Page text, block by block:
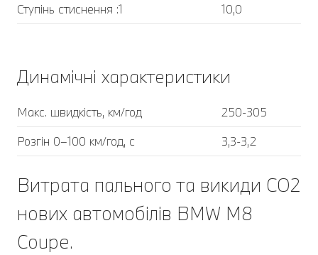
Ступінь стиснення :1
10,0
Динамічні характеристики
Макс. швидкість, км/год
250-305
Розгін 0–100 км/год, с
3,3-3,2
Витрата пального та викиди CO2
нових автомобілів BMW M8
Coupe.